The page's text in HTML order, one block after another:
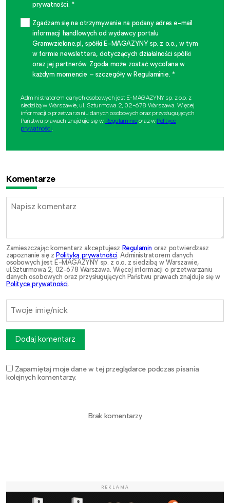
prywatności. *
Zgadzam się na otrzymywanie na podany adres e-mail
informacji handlowych od wydawcy portalu
Gramwzielone.pl, spółki E-MAGAZYNY sp. z o.o., w tym
w formie newslettera, dotyczących działalności spółki
oraz jej partnerów. Zgoda może zostać wycofana w
każdym momencie – szczegóły w Regulaminie. *
Administratorem danych osobowych jest E-MAGAZYNY sp. z o.o. z
siedzibą w Warszawie, ul. Szturmowa 2, 02-678 Warszawa. Więcej
informacji o przetwarzaniu danych osobowych oraz przysługujących
Państwu prawach znajduje się w Regulaminieoraz w Polityce
prywatności.
Komentarze
Zamieszczając komentarz akceptujesz Regulamin oraz potwierdzasz
zapoznanie się z Polityką prywatności. Administratorem danych
osobowych jest E-MAGAZYNY sp. z o.o. z siedzibą w Warszawie,
ul.Szturmowa 2, 02-678 Warszawa. Więcej informacji o przetwarzaniu
danych osobowych oraz przysługujących Państwu prawach znajduje się w
Polityce prywatności.
Zapamiętaj moje dane w tej przeglądarce podczas pisania
kolejnych komentarzy.
Dodaj komentarz
Brak komentarzy
REKLAMA